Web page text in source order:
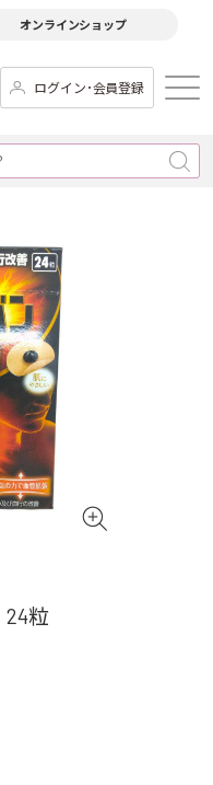
オンラインショップ
ログイン･会員登録
粒